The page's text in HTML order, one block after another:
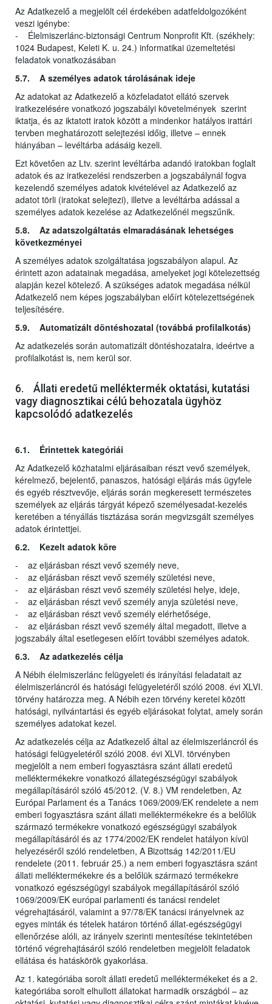
Az Adatkezelő a megjelölt cél érdekében adatfeldolgozóként
veszi igénybe:
- Élelmiszerlánc-biztonsági Centrum Nonprofit Kft. (székhely:
1024 Budapest, Keleti K. u. 24.) informatikai üzemeltetési
feladatok vonatkozásában
5.7. A személyes adatok tárolásának ideje
Az adatokat az Adatkezelő a közfeladatot ellátó szervek
iratkezelésére vonatkozó jogszabályi követelmények szerint
iktatja, és az iktatott iratok között a mindenkor hatályos irattári
tervben meghatározott selejtezési időig, illetve – ennek
hiányában – levéltárba adásáig kezeli.
Ezt követően az Ltv. szerint levéltárba adandó iratokban foglalt
adatok és az iratkezelési rendszerben a jogszabálynál fogva
kezelendő személyes adatok kivételével az Adatkezelő az
adatot törli (iratokat selejtezi), illetve a levéltárba adással a
személyes adatok kezelése az Adatkezelőnél megszűnik.
5.8. Az adatszolgáltatás elmaradásának lehetséges
következményei
A személyes adatok szolgáltatása jogszabályon alapul. Az
érintett azon adatainak megadása, amelyeket jogi kötelezettség
alapján kezel kötelező. A szükséges adatok megadása nélkül
Adatkezelő nem képes jogszabályban előírt kötelezettségének
teljesítésére.
5.9. Automatizált döntéshozatal (továbbá profilalkotás)
Az adatkezelés során automatizált döntéshozatalra, ideértve a
profilalkotást is, nem kerül sor.
6. Állati eredetű melléktermék oktatási, kutatási
vagy diagnosztikai célú behozatala ügyhöz
kapcsolódó adatkezelés
6.1. Érintettek kategóriái
Az Adatkezelő közhatalmi eljárásaiban részt vevő személyek,
kérelmező, bejelentő, panaszos, hatósági eljárás más ügyfele
és egyéb résztvevője, eljárás során megkeresett természetes
személyek az eljárás tárgyát képező személyesadat-kezelés
keretében a tényállás tisztázása során megvizsgált személyes
adatok érintettjei.
6.2. Kezelt adatok köre
- az eljárásban részt vevő személy neve,
- az eljárásban részt vevő személy születési neve,
- az eljárásban részt vevő személy születési helye, ideje,
- az eljárásban részt vevő személy anyja születési neve,
- az eljárásban részt vevő személy elérhetősége,
- az eljárásban részt vevő személy által megadott, illetve a
jogszabály által esetlegesen előírt további személyes adatok.
6.3. Az adatkezelés célja
A Nébih élelmiszerlánc felügyeleti és irányítási feladatait az
élelmiszerláncról és hatósági felügyeletéről szóló 2008. évi XLVI.
törvény határozza meg. A Nébih ezen törvény keretei között
hatósági, nyilvántartási és egyéb eljárásokat folytat, amely során
személyes adatokat kezel.
Az adatkezelés célja az Adatkezelő által az élelmiszerláncról és
hatósági felügyeletéről szóló 2008. évi XLVI. törvényben
megjelölt a nem emberi fogyasztásra szánt állati eredetű
melléktermékekre vonatkozó állategészségügyi szabályok
megállapításáról szóló 45/2012. (V. 8.) VM rendeletben, Az
Európai Parlament és a Tanács 1069/2009/EK rendelete a nem
emberi fogyasztásra szánt állati melléktermékekre és a belőlük
származó termékekre vonatkozó egészségügyi szabályok
megállapításáról és az 1774/2002/EK rendelet hatályon kívül
helyezéséről szóló rendeletben, A Bizottság 142/2011/EU
rendelete (2011. február 25.) a nem emberi fogyasztásra szánt
állati melléktermékekre és a belőlük származó termékekre
vonatkozó egészségügyi szabályok megállapításáról szóló
1069/2009/EK európai parlamenti és tanácsi rendelet
végrehajtásáról, valamint a 97/78/EK tanácsi irányelvnek az
egyes minták és tételek határon történő állat-egészségügyi
ellenőrzése alóli, az irányelv szerinti mentesítése tekintetében
történő végrehajtásáról szóló rendeletben megjelölt feladatok
ellátása és hatáskörök gyakorlása.
Az 1. kategóriába sorolt állati eredetű melléktermékeket és a 2.
kategóriába sorolt elhullott állatokat harmadik országból – az